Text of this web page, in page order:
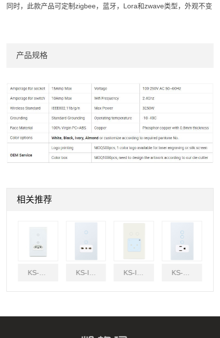
同时，此款产品可定制zigbee，蓝牙，Lora和zwave类型，外观不变
产品规格
相关推荐